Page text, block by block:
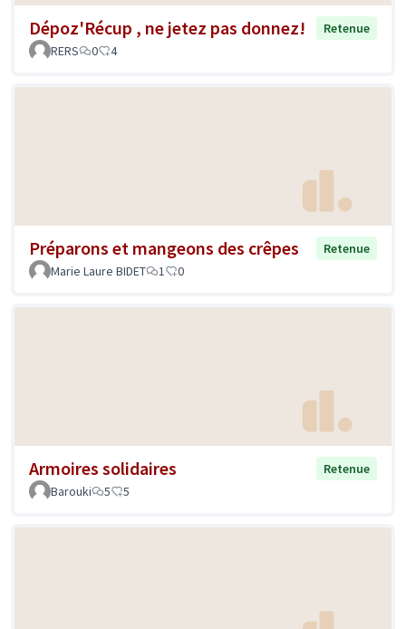
Dépoz'Récup , ne jetez pas donnez!
Retenue
RERS
0 4
Préparons et mangeons des crêpes
Retenue
Marie Laure BIDET
1 0
Armoires solidaires
Retenue
Barouki
5 5